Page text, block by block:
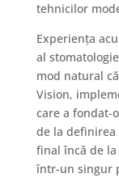
tehnicilor
Experiența
al
mod natural
Vision,
care a fondat-
de la
final încă de
într-un singur